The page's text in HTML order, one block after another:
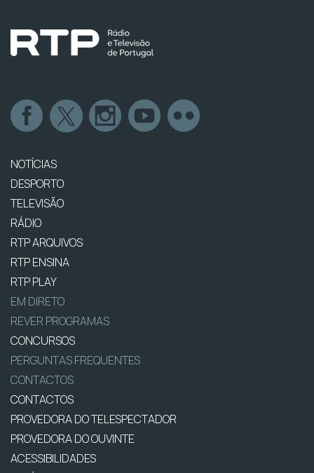
NOTÍCIAS
DESPORTO
TELEVISÃO
RÁDIO
RTP ARQUIVOS
RTP ENSINA
RTP PLAY
EM DIRETO
REVER PROGRAMAS
CONCURSOS
PERGUNTAS FREQUENTES
CONTACTOS
CONTACTOS
PROVEDORA DO TELESPECTADOR
PROVEDORA DO OUVINTE
ACESSIBILIDADES